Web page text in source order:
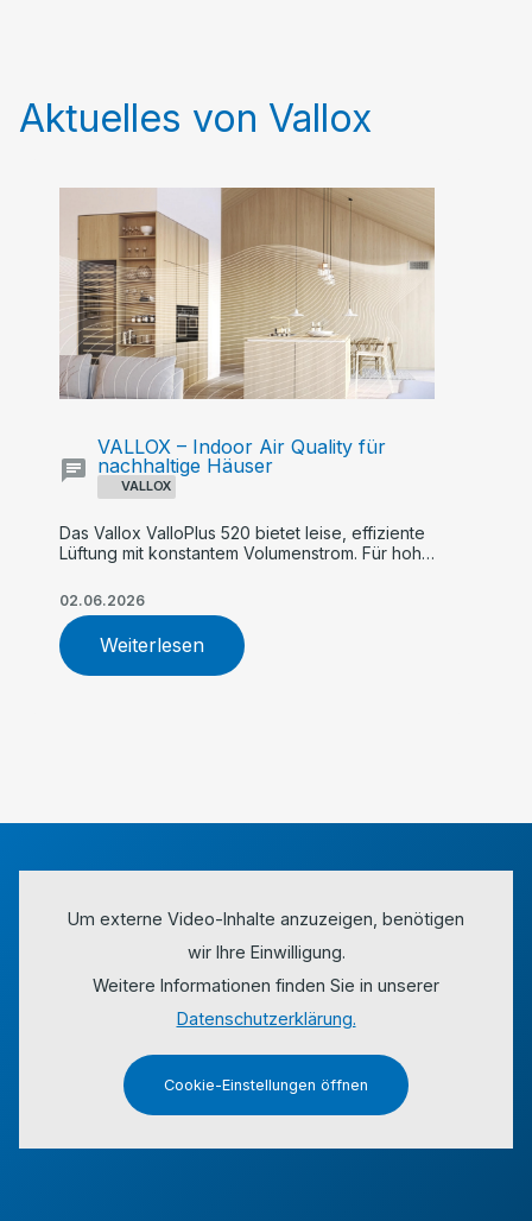
Aktuelles von Vallox
VALLOX
VALLOX – Indoor Air Quality für
nachhaltige Häuser
Das Vallox ValloPlus 520 bietet leise, effiziente
Lüftung mit konstantem Volumenstrom. Für hohe
maximalen Komfort im Einfamilienhaus.
02.06.2026
Weiterlesen
Um externe Video-Inhalte anzuzeigen, benötigen
wir Ihre Einwilligung.
Weitere Informationen finden Sie in unserer
Datenschutzerklärung.
Cookie-Einstellungen öffnen